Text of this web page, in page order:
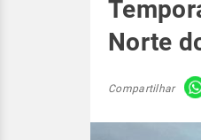
Norte
Compartilhar